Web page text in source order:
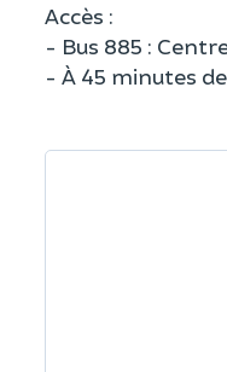
Accès :
- Bus 885 :
- À 45 minutes